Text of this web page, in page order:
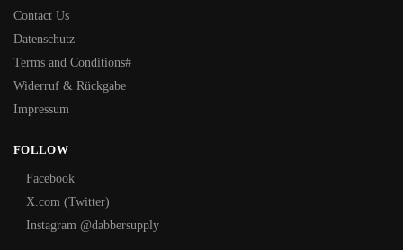
Contact Us
Datenschutz
Terms and Conditions#
Widerruf & Rückgabe
Impressum
FOLLOW
Facebook
X.com (Twitter)
Instagram @dabbersupply